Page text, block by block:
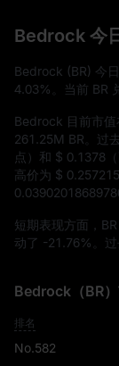
Bedrock 今
Bedrock (BR) 今
4.03%
。当前 BR
Bedrock 目前市值
261.25M BR 。过
点）和 $ 0.1378
高价为 $
短期表现方面，
动了 -21.76% 。
Bedrock（BR
排名
No.582